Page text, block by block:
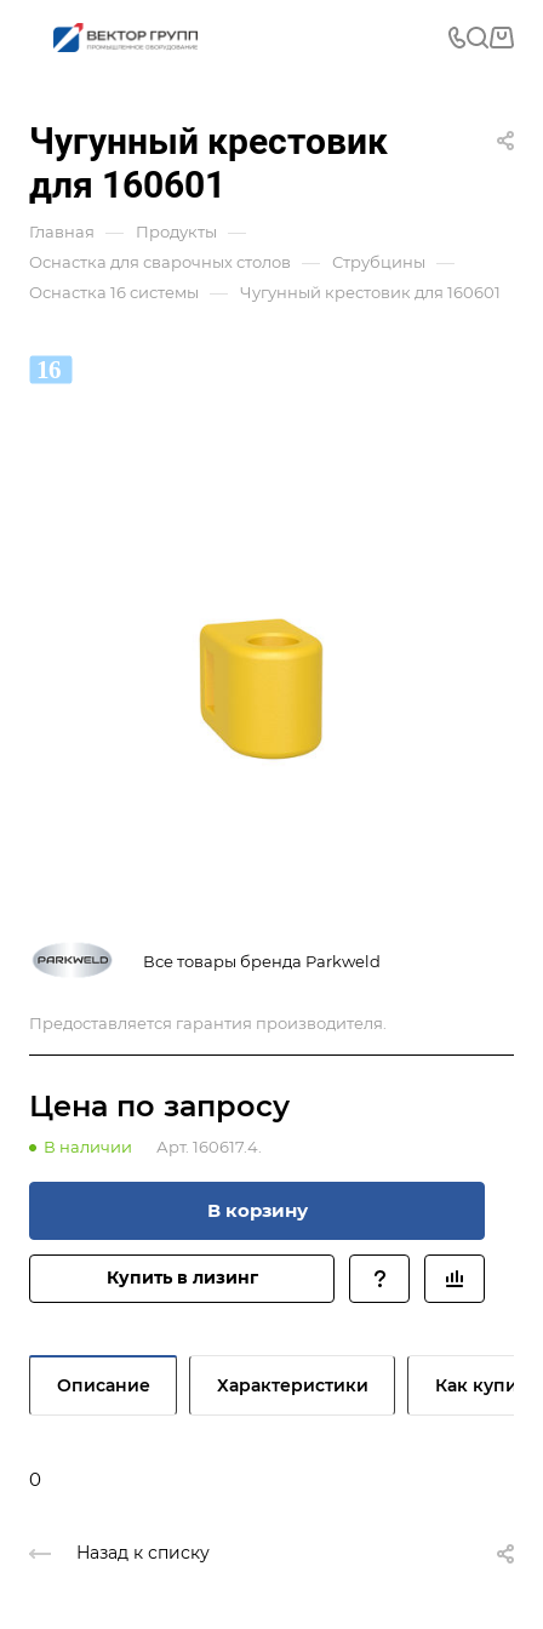
Чугунный крестовик
для 160601
Главная — Продукты —
Оснастка для сварочных столов — Струбцины —
Оснастка 16 системы — Чугунный крестовик для 160601
Все товары бренда Parkweld
Предоставляется гарантия производителя.
Цена по запросу
В наличии Арт. 160617.4.
В корзину
Купить в лизинг
Описание Характеристики Как купить
0
Назад к списку